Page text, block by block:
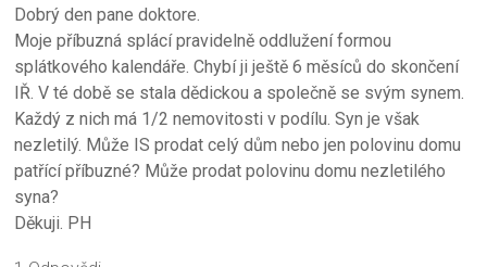
Dobrý den pane doktore.
Moje příbuzná splácí pravidelně oddlužení formou
splátkového kalendáře. Chybí ji ještě 6 měsíců do skončení
IŘ. V té době se stala dědickou a společně se svým synem.
Každý z nich má 1/2 nemovitosti v podílu. Syn je však
nezletilý. Může IS prodat celý dům nebo jen polovinu domu
patřící příbuzné? Může prodat polovinu domu nezletilého
syna?
Děkuji. PH